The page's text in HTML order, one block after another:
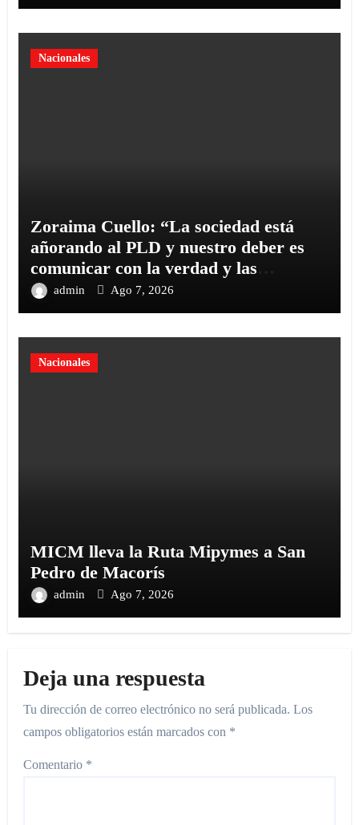
Nacionales
Zoraima Cuello: “La sociedad está
añorando al PLD y nuestro deber es
comunicar con la verdad y las
evidencias
admin Ago 7, 2026
Nacionales
MICM lleva la Ruta Mipymes a San
Pedro de Macorís
admin Ago 7, 2026
Deja una respuesta
Tu dirección de correo electrónico no será publicada. Los
campos obligatorios están marcados con *
Comentario *